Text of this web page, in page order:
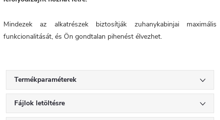
Mindezek az alkatrészek biztosítják zuhanykabinjai maximális
funkcionalitását, és Ön gondtalan pihenést élvezhet.
Termékparaméterek
Fájlok letöltésre